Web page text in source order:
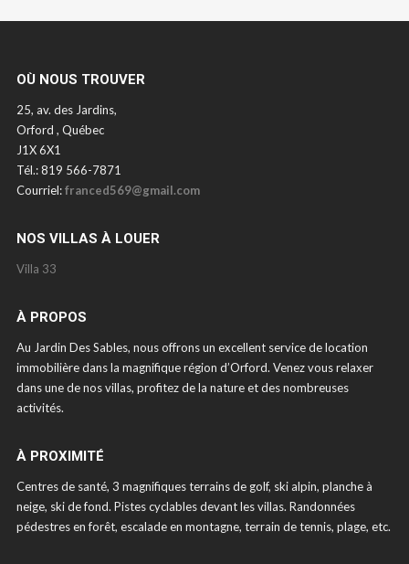
OÙ NOUS TROUVER
25, av. des Jardins,
Orford , Québec
J1X 6X1
Tél.: 819 566-7871
Courriel:franced569@gmail.com
NOS VILLAS À LOUER
Villa 33
À PROPOS
Au Jardin Des Sables, nous offrons un excellent service de location
immobilière dans la magnifique région d’Orford. Venez vous relaxer
dans une de nos villas, profitez de la nature et des nombreuses
activités.
À PROXIMITÉ
Centres de santé, 3 magnifiques terrains de golf, ski alpin, planche à
neige, ski de fond. Pistes cyclables devant les villas. Randonnées
pédestres en forêt, escalade en montagne, terrain de tennis, plage, etc.